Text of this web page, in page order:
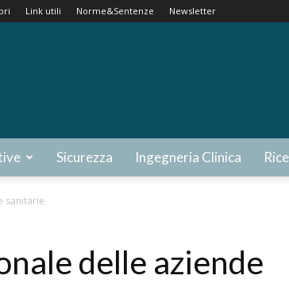
Link utili Norme&Sentenze Newsletter
Sicurezza Ingegneria Clinica
sanitarie
delle aziende